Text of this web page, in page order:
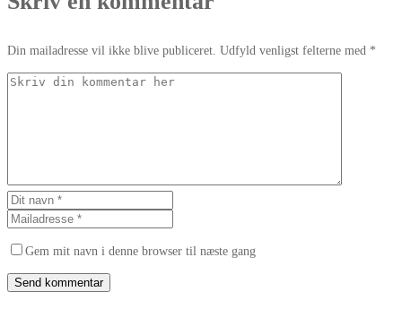
Din mailadresse vil ikke blive publiceret. Udfyld venligst felterne med *
Gem mit navn i denne browser til næste gang